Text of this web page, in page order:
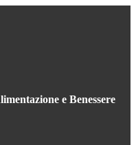
e Benessere